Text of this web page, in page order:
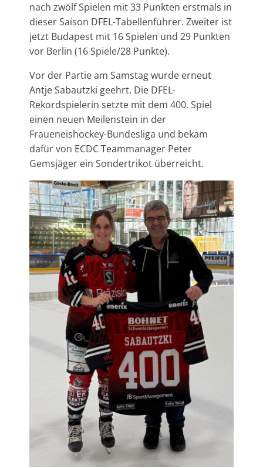
nach zwölf Spielen mit 33 Punkten erstmals in
dieser Saison DFEL-Tabellenführer. Zweiter ist
jetzt Budapest mit 16 Spielen und 29 Punkten
vor Berlin (16 Spiele/28 Punkte).
Vor der Partie am Samstag wurde erneut
Antje Sabautzki geehrt. Die DFEL-
Rekordspielerin setzte mit dem 400. Spiel
einen neuen Meilenstein in der
Fraueneishockey-Bundesliga und bekam
dafür von ECDC Teammanager Peter
Gemsjäger ein Sondertrikot überreicht.